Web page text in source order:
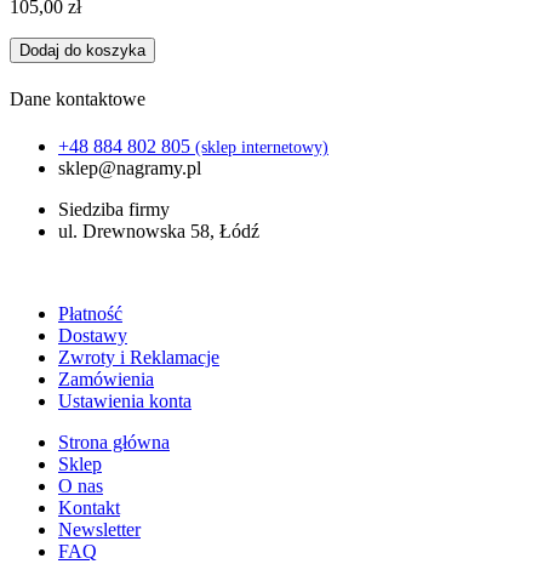
105,00 zł
Dodaj do koszyka
Dane kontaktowe
+48 884 802 805 (sklep internetowy)
sklep@nagramy.pl
Siedziba firmy
ul. Drewnowska 58, Łódź
Płatność
Dostawy
Zwroty i Reklamacje
Zamówienia
Ustawienia konta
Strona główna
Sklep
O nas
Kontakt
Newsletter
FAQ